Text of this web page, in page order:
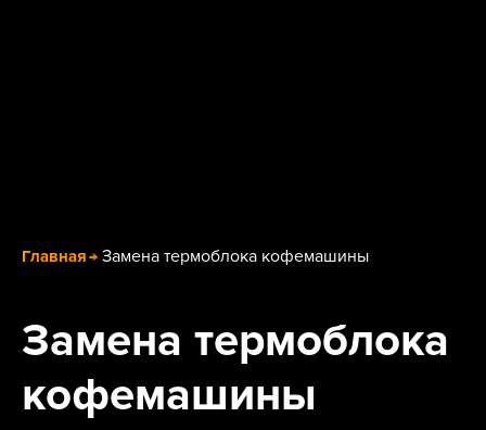
Главная Замена термоблока кофемашины
Замена термоблока
кофемашины